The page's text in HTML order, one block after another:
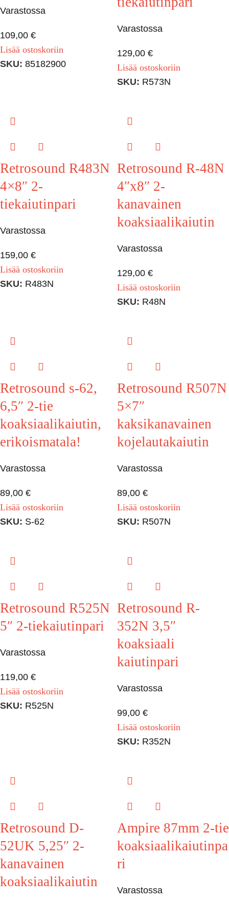
Varastossa
109,00 €
Lisää ostoskoriin
SKU: 85182900
Varastossa
129,00 €
Lisää ostoskoriin
SKU: R573N
Retrosound R483N
4×8″ 2-
tiekaiutinpari
Varastossa
159,00 €
Lisää ostoskoriin
SKU: R483N
Retrosound R-48N
4″x8″ 2-
kanavainen
koaksiaalikaiutin
Varastossa
129,00 €
Lisää ostoskoriin
SKU: R48N
Retrosound s-62,
6,5″ 2-tie
koaksiaalikaiutin,
erikoismatala!
Varastossa
89,00 €
Lisää ostoskoriin
SKU: S-62
Retrosound R507N
5×7″
kaksikanavainen
kojelautakaiutin
Varastossa
89,00 €
Lisää ostoskoriin
SKU: R507N
Retrosound R525N
5″ 2-tiekaiutinpari
Varastossa
119,00 €
Lisää ostoskoriin
SKU: R525N
Retrosound R-
352N 3,5″
koaksiaali
kaiutinpari
Varastossa
99,00 €
Lisää ostoskoriin
SKU: R352N
Retrosound D-
52UK 5,25″ 2-
kanavainen
koaksiaalikaiutin
Ampire 87mm 2-tie
koaksiaalikaiutinpa
ri
Varastossa